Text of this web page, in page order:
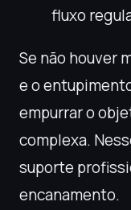
fluxo
Se não houver
e o
empurrar o
complexa.
suporte
encanamento.